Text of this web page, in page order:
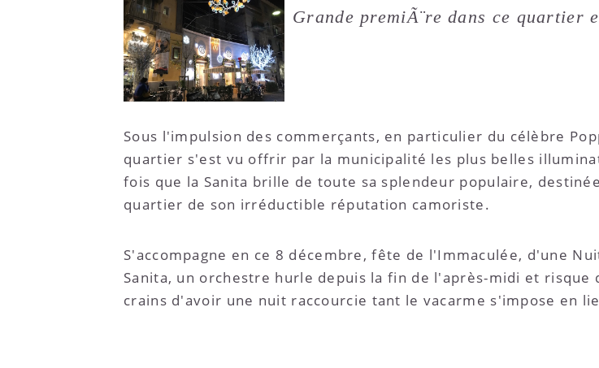
Grande premiÃ¨re dans ce quartier
Sous l'impulsion des commerçants, en particulier du célèbre
quartier s'est vu offrir par la municipalité les plus belles
fois que la Sanita brille de toute sa splendeur populaire,
quartier de son irréductible réputation camoriste.
S'accompagne en ce 8 décembre, fête de l'Immaculée, d'une
Sanita, un orchestre hurle depuis la fin de l'après-midi et
crains d'avoir une nuit raccourcie tant le vacarme s'impose en